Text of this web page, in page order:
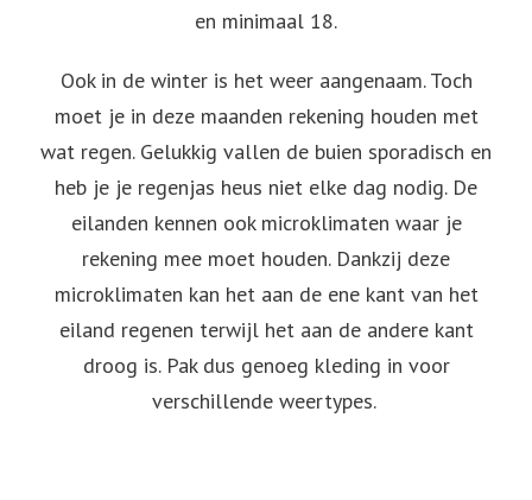
en minimaal 18.
Ook in de winter is het weer aangenaam. Toch
moet je in deze maanden rekening houden met
wat regen. Gelukkig vallen de buien sporadisch en
heb je je regenjas heus niet elke dag nodig. De
eilanden kennen ook microklimaten waar je
rekening mee moet houden. Dankzij deze
microklimaten kan het aan de ene kant van het
eiland regenen terwijl het aan de andere kant
droog is. Pak dus genoeg kleding in voor
verschillende weertypes.